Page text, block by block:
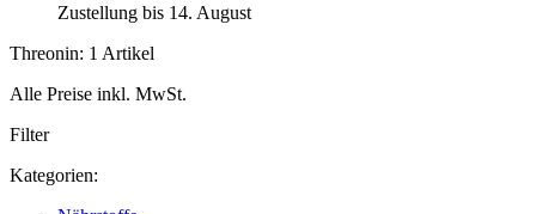
Zustellung bis 14. August
Threonin: 1 Artikel
Alle Preise inkl. MwSt.
Filter
Kategorien: